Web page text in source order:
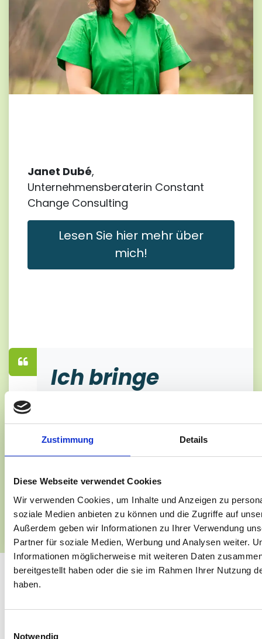
Zustimmung Details
Diese Webseite verwendet Cookies
Wir verwenden Cookies, um Inhalte und Anzeigen zu
soziale Medien anbieten zu können und die Zugriffe auf
Außerdem geben wir Informationen zu Ihrer Verwendung
Partner für soziale Medien, Werbung und Analysen weiter.
Informationen möglicherweise mit weiteren Daten
bereitgestellt haben oder die sie im Rahmen Ihrer Nutzung
haben.
Notwendig
Janet Dubé,
Unternehmensberaterin Constant
Change Consulting
Lesen Sie hier mehr über
mich!
Ich bringe
Klarheit in Ihre
digitale
Transformation.